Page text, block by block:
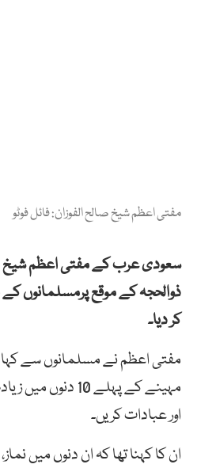
مفتی اعظم شیخ صالح الفوزان: فائل فوٹو
سعودی عرب کے مفتی اعظم شیخ
ذوالحجہ کے موقع پرمسلمانوں
کر دیا۔
مفتی اعظم نے مسلمانوں سے
مہینے کے پہلے 10
اور عبادات کریں۔
ان کا کہنا تھا کہ ان دنوں میں